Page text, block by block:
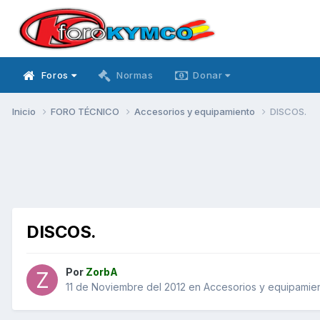
Foros Normas Donar
Inicio FORO TÉCNICO Accesorios y equipamiento DISCOS.
DISCOS.
Por ZorbA
11 de Noviembre del 2012 en Accesorios y